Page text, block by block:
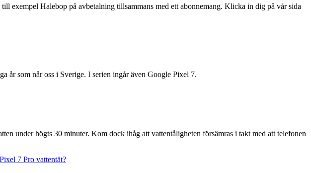
exempel Halebop på avbetalning tillsammans med ett abonnemang. Klicka in dig på vår sida
år som når oss i Sverige. I serien ingår även Google Pixel 7.
under högts 30 minuter. Kom dock ihåg att vattentåligheten försämras i takt med att telefonen
7 Pro vattentät?